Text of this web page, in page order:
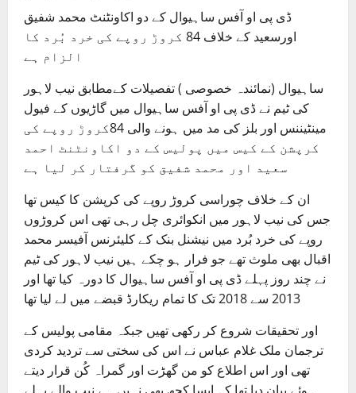
ڈی پی او آفس ساہیوال کے دو اکاونٹنٹ محمد شفیق
اورسعید کے خلاف 84 کروڑ روپے کی خرد بُرد کا
الزام ہے
ساہیوال (نمائندہ خصوصی ) تفصیلات کےمطابق نیب لاہور
کی ٹیم نے ڈی پی او آفس ساہیوال میں گاڑیوں کے فیول
مینٹیننس اور بلز کی مد میں ہونے والی 84کروڑ روپے کی
کرپشن کے کیس میں پولیس کے دو اکاونٹنٹ احمد
سعید اور محمد شفیق کو گرفتار کر لیا ہے
ان کے خلاف چوراسی کروڑ روپے کی کرپشن کا کیس تھا
جس کی نیب لاہور میں انکوائری چل رہی تھی اس کروڑوں
روپے کی خرد بُرد میں نیشنل بنک کے کلیئرنس آفیسر محمد
اقبال بھی ملوث تھے جو فرار ہو چکے ہیں نیب لاہور کی ٹیم
نے چند روز پہلے ڈی پی او آفس ساہیوال کا دورہ کیا تھا اور
2013 سے 2018 تک کا تمام ریکارڈ قبضے میں لے لیا تھا
اور تحقیقات شروع کر رکھی تھیں جبکہ مقامی پولیس کے
ترجمان ملک غلام عباس نے اس کی سختی سے تردید کردی
تھی اور اس اطلاع کو من گھڑت اور گمراہ کُن قرار دیتے